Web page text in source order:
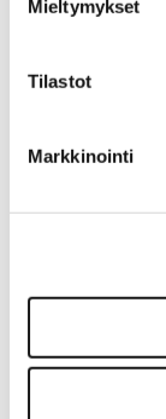
Mieltymykset
Tilastot
Markkinointi